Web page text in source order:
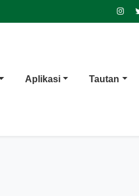
Aplikasi Tautan